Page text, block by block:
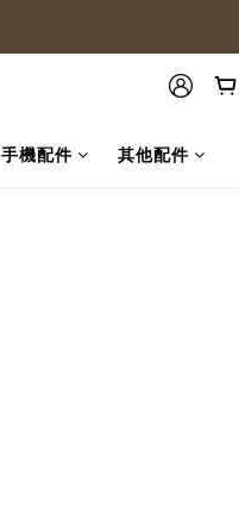
手機配件 其他配件